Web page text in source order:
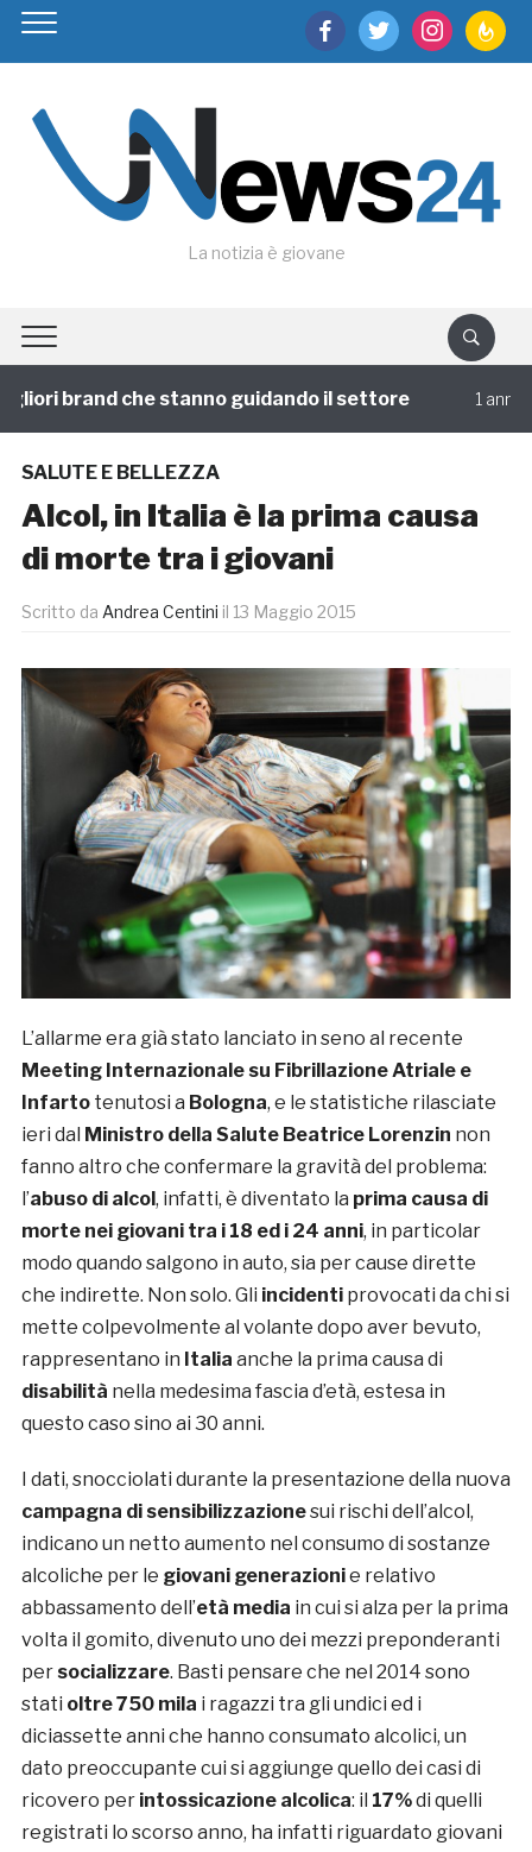
facebooktwitter instagram
La notizia è giovane
brand che stanno guidando il settore 1 annofa
SALUTE E BELLEZZA
Alcol, in Italia è la prima causa
di morte tra i giovani
Scritto da Andrea Centini il 13 Maggio 2015
L’allarme era già stato lanciato in seno al recente
Meeting Internazionale su Fibrillazione Atriale e
Infartotenutosi a Bologna, e le statistiche rilasciate
ieri dal Ministro della Salute Beatrice Lorenzin non
fanno altro che confermare la gravità del problema:
l’abuso di alcol, infatti, è diventato la prima causa di
morte nei giovani tra i 18 ed i 24 anni, in particolar
modo quando salgono in auto, sia per cause dirette
che indirette. Non solo. Gli incidentiprovocati da chi si
mette colpevolmente al volante dopo aver bevuto,
rappresentano in Italia anche la prima causa di
disabilità nella medesima fascia d’età, estesa in
questo caso sino ai 30 anni.
I dati, snocciolati durante la presentazione della nuova
campagna di sensibilizzazionesui rischi dell’alcol,
indicano un netto aumento nel consumo di sostanze
alcoliche per le giovani generazionie relativo
abbassamento dell’età media in cui si alza per la prima
volta il gomito, divenuto uno dei mezzi preponderanti
per socializzare. Basti pensare che nel 2014 sono
stati oltre 750 mila i ragazzi tra gli undici ed i
diciassette anni che hanno consumato alcolici, un
dato preoccupante cui si aggiunge quello dei casi di
ricovero per intossicazione alcolica: il 17%di quelli
registrati lo scorso anno, ha infatti riguardato giovani